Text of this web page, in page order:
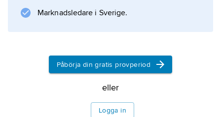
vardagsverklighet. Hennes lyhörda reportage
finns samlade i
Marknadsledare i Sverige.
Påbörja din gratis provperiod
eller
Logga in